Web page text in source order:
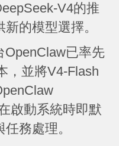
V4的推
的模型選擇。
OpenClaw已率先
，並將V4-Flash
啟動系統時即默
務處理。